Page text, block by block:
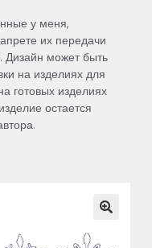
у меня,
их передачи
Дизайн может быть
на изделиях для
готовых изделиях
остается